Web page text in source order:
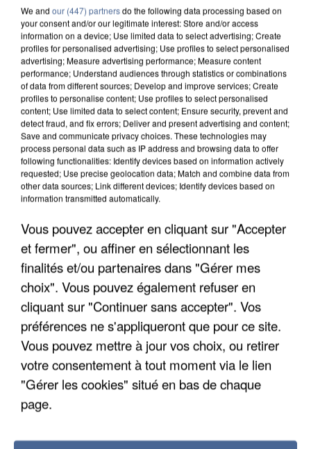
DE FAUNE SAUVAGE SONT...
We and our (447) partnersdo the following data processing based on
your consent and/or our legitimate interest: Store and/or access
information on a device; Use limited data to select advertising; Create
profiles for personalised advertising; Use profiles to select personalised
advertising; Measure advertising performance; Measure content
performance; Understand audiences through statistics or combinations
of data from different sources; Develop and improve services; Create
profiles to personalise content; Use profiles to select personalised
content; Use limited data to select content; Ensure security, prevent and
detect fraud, and fix errors; Deliver and present advertising and content;
Save and communicate privacy choices. These technologies may
process personal data such as IP address and browsing data to offer
following functionalities: Identify devices based on information actively
requested; Use precise geolocation data; Match and combine data from
other data sources; Link different devices; Identify devices based on
information transmitted automatically.
Vous pouvez accepter en cliquant sur "Accepter
et fermer", ou affiner en sélectionnant les
finalités et/ou partenaires dans "Gérer mes
choix". Vous pouvez également refuser en
cliquant sur "Continuer sans accepter". Vos
préférences ne s'appliqueront que pour ce site.
Vous pouvez mettre à jour vos choix, ou retirer
votre consentement à tout moment via le lien
"Gérer les cookies" situé en bas de chaque
page.